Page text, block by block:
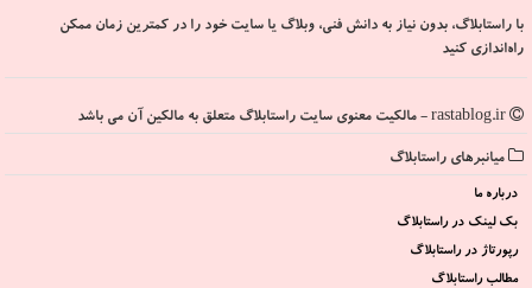
با راستابلاگ، بدون نیاز به دانش فنی، وبلاگ یا سایت خود را در کمترین زمان ممکن
راه‌اندازی کنید
میانبرهای راستابلاگ
درباره ما
بک لینک در راستابلاگ
رپورتاژ در راستابلاگ
مطالب راستابلاگ